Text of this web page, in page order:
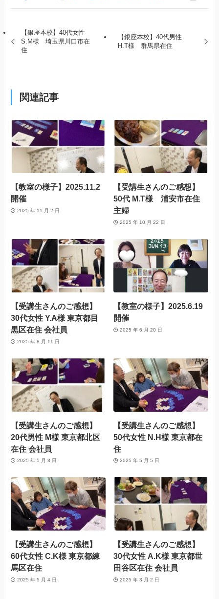
【銀座本校】40代女性
S.M様 埼玉県川口市在
住
【銀座本校】40代男性
H.T様 群馬県在住
関連記事
【教室の様子】2025.11.2
開催
2025 年 11 月 2 日
【受講生さんのご感想】
50代 M.T様 浦安市在住
主婦
2025 年 10 月 22 日
【受講生さんのご感想】
30代女性 Y.A様 東京都目
黒区在住 会社員
2025 年 8 月 11 日
【教室の様子】2025.6.19
開催
2025 年 6 月 20 日
【受講生さんのご感想】
20代男性 M様 東京都北区
在住 会社員
2025 年 5 月 8 日
【受講生さんのご感想】
50代女性 N.H様 東京都在
住
2025 年 5 月 5 日
【受講生さんのご感想】
60代女性 C.K様 東京都練
馬区在住
2025 年 5 月 4 日
【受講生さんのご感想】
30代女性 A.K様 東京都世
田谷区在住 会社員
2025 年 3 月 2 日